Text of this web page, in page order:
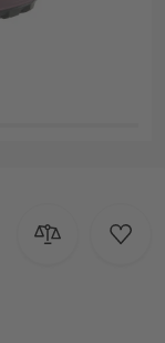
Toevoegen om
Voeg